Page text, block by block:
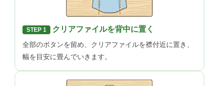
STEP 1 クリアファイルを背中に置く
全部のボタンを留め、クリアファイルを襟付近に置き、
幅を目安に畳んでいきます。